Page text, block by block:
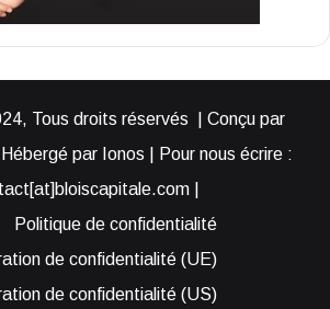
Tous droits réservés | Conçu par
par Ionos | Pour nous écrire :
|
Politique de confidentialité
de confidentialité (UE)
de confidentialité (US)